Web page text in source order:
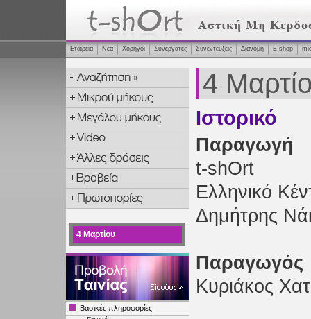
Εταιρεία Νέα Χορηγοί Συνεργάτες Συνεντεύξεις Διανομή Ε-shop
4 Μαρτίου
Βασικές πληροφορίες
4
Ιστορικό
Παραγωγή
t-shOrt
Ελληνικό
Δημήτρης
Παραγωγός
Κυριάκος